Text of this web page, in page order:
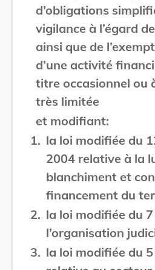
d’obligations
vigilance à l’égard
ainsi que de
d’une activité
titre occasionnel ou
très limitée
et modifiant:
1. la loi modifiée du
2004 relative à la
blanchiment et
financement du
2. la loi modifiée du
l’organisation
3. la loi modifiée du